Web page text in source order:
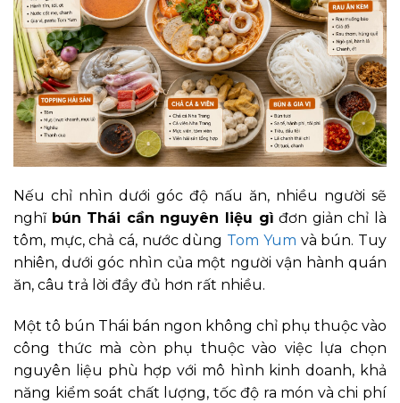
Nếu chỉ nhìn dưới góc độ nấu ăn, nhiều người sẽ
nghĩ bún Thái cần nguyên liệu gì đơn giản chỉ là
tôm, mực, chả cá, nước dùng Tom Yum và bún. Tuy
nhiên, dưới góc nhìn của một người vận hành quán
ăn, câu trả lời đầy đủ hơn rất nhiều.
Một tô bún Thái bán ngon không chỉ phụ thuộc vào
công thức mà còn phụ thuộc vào việc lựa chọn
nguyên liệu phù hợp với mô hình kinh doanh, khả
năng kiểm soát chất lượng, tốc độ ra món và chi phí